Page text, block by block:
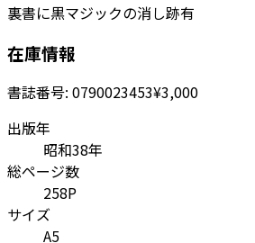
裏書に黒マジックの消し跡有
在庫情報
書誌番号: 0790023453¥3,000
出版年
昭和38年
総ページ数
258P
サイズ
A5